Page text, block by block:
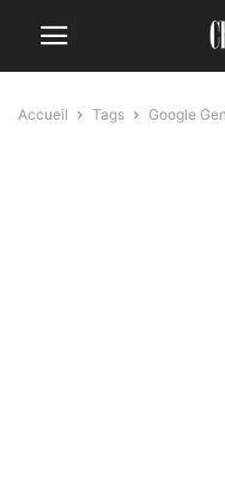
Accueil Tags Google